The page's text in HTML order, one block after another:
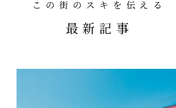
この街のスキを伝える
最新記事